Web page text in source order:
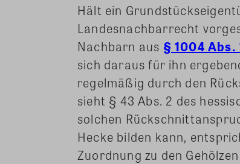
Hält ein
Landesnachbarrecht
Nachbarn aus § 1004 Abs.
sich daraus für ihn
regelmäßig durch den
sieht § 43 Abs. 2 des
solchen
Hecke bilden kann,
Zuordnung zu den